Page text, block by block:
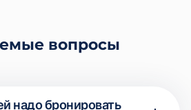
вопросы
надо бронировать